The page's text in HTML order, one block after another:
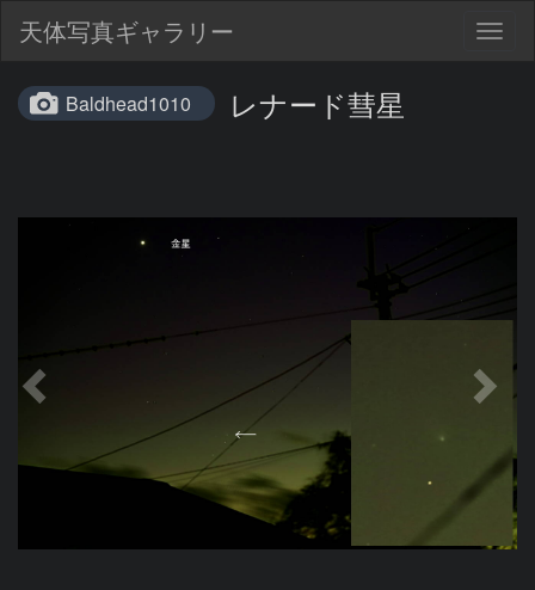
天体写真ギャラリー
Baldhead1010 レナード彗星